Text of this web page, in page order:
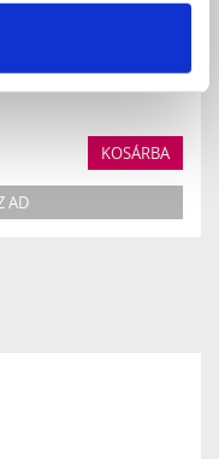
13ML
alapozó zselé.
KOSÁRBA
AD